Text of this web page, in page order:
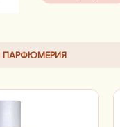
ПАРФЮМЕРИЯ